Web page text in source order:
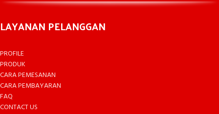
LAYANAN PELANGGAN
PROFILE
PRODUK
CARA PEMESANAN
CARA PEMBAYARAN
FAQ
CONTACT US